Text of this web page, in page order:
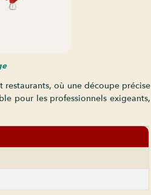
où une découpe précise
pour les professionnels exigeants,